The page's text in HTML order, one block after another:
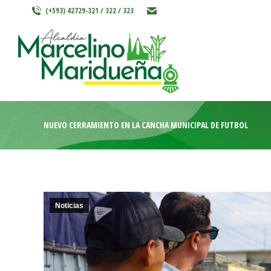
(+593) 42729-321 / 322 / 323
NUEVO CERRAMIENTO EN LA CANCHA MUNICIPAL DE FÚTBOL
Noticias